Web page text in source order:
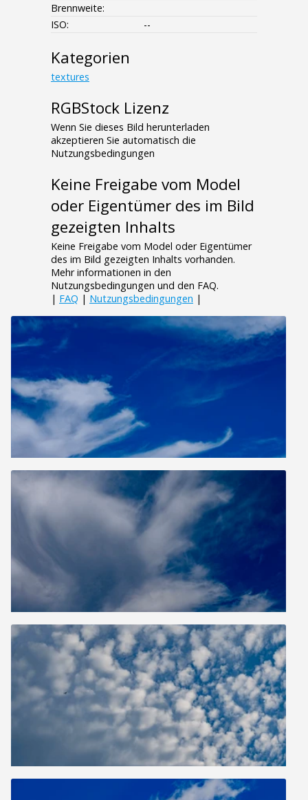
Brennweite:
ISO:
--
Kategorien
textures
RGBStock Lizenz
Wenn Sie dieses Bild herunterladen
akzeptieren Sie automatisch die
Nutzungsbedingungen
Keine Freigabe vom Model
oder Eigentümer des im Bild
gezeigten Inhalts
Keine Freigabe vom Model oder Eigentümer
des im Bild gezeigten Inhalts vorhanden.
Mehr informationen in den
Nutzungsbedingungen und den FAQ.
| FAQ | Nutzungsbedingungen |